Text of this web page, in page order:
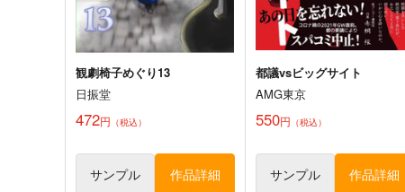
サンプル カート サンプル カート
観劇椅子めぐり13
日振堂
472円 （税込）
サンプル 作品詳細
都議vsビッグサイト
AMG東京
550円 （税込）
サンプル 作品詳細